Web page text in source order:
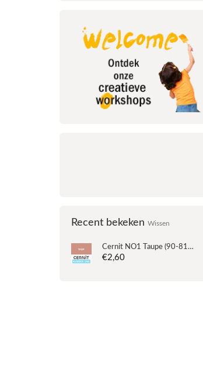
Recent bekeken Wissen
Cernit NO1 Taupe (90-812) - 56 gram
€2,60